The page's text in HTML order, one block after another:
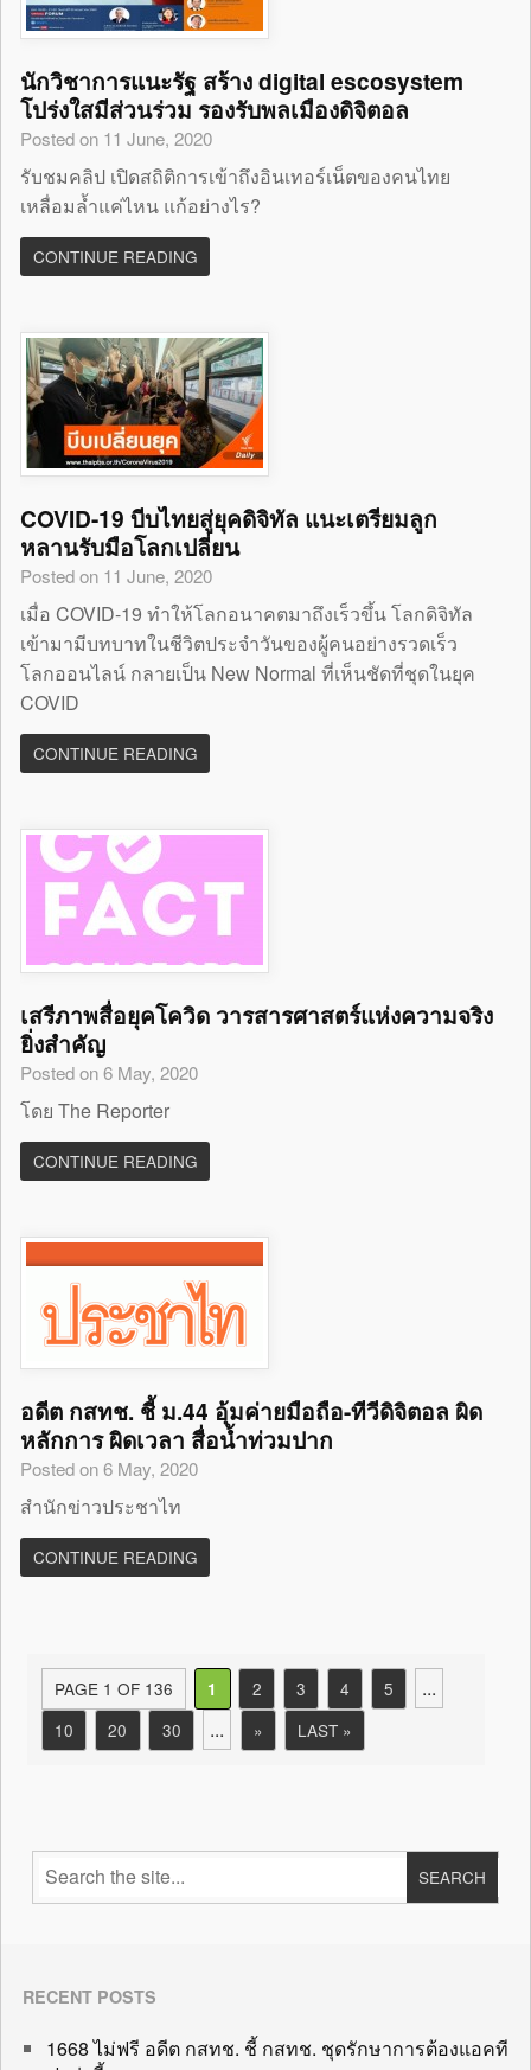
นักวิชาการแนะรัฐ สร้าง digital escosystem
โปร่งใสมีส่วนร่วม รองรับพลเมืองดิจิตอล
Posted on 11 June, 2020
รับชมคลิป เปิดสถิติการเข้าถึงอินเทอร์เน็ตของคนไทย
เหลื่อมล้ำแค่ไหน แก้อย่างไร?
CONTINUE READING
COVID-19 บีบไทยสู่ยุคดิจิทัล แนะเตรียมลูก
หลานรับมือโลกเปลี่ยน
Posted on 11 June, 2020
เมื่อ COVID-19 ทำให้โลกอนาคตมาถึงเร็วขึ้น โลกดิจิทัล
เข้ามามีบทบาทในชีวิตประจำวันของผู้คนอย่างรวดเร็ว
โลกออนไลน์ กลายเป็น New Normal ที่เห็นชัดที่ชุดในยุค
COVID
CONTINUE READING
เสรีภาพสื่อยุคโควิด วารสารศาสตร์แห่งความจริง
ยิ่งสำคัญ
Posted on 6 May, 2020
โดย The Reporter
CONTINUE READING
อดีต กสทช. ชี้ ม.44 อุ้มค่ายมือถือ-ทีวีดิจิตอล ผิด
หลักการ ผิดเวลา สื่อน้ำท่วมปาก
Posted on 6 May, 2020
สำนักข่าวประชาไท
CONTINUE READING
PAGE 1 OF 136 1 2 3 4 5 ...
10 20 30 ... » LAST »
RECENT POSTS
1668 ไม่ฟรี อดีต กสทช. ชี้ กสทช. ชุดรักษาการต้องแอคที